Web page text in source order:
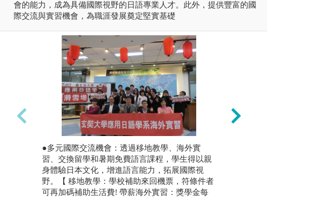
會的能力，成為具備國際視野的日語專業人才。此外，提供豐富的國
際交流與實習機會，為職涯發展奠定堅實基礎
2.實際操作演練的課程：除了口授課程，也透過
親自演練來增進對日本文化的理解。
圖解:文化概論學習日本花道
版權:長榮應日系
●多元國際交流機會：透過移地教學、海外實
習、交換留學和暑期免費語言課程，學生得以親
身體驗日本文化，增進語言能力，拓展國際視
野。【 移地教學：學校補助來回機票，符條件者
可再加碼補助生活費! 帶薪海外實習：獎學金每